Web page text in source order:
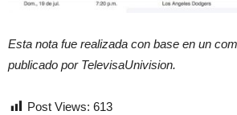
Esta nota fue realizada con base en un
publicado por TelevisaUnivision.
Post Views: 613